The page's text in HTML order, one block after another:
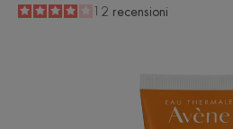
4/512 recensioni